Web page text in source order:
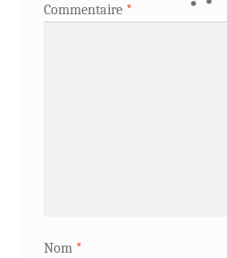
Commentaire *
Nom *